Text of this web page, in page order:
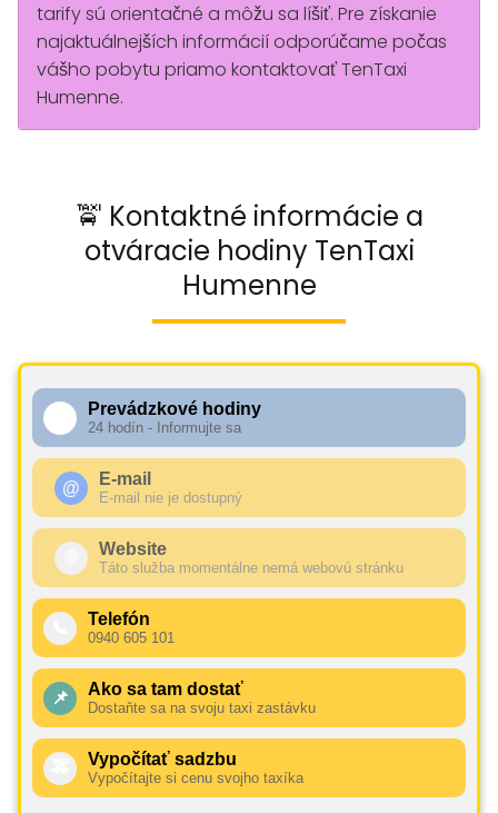
tarify sú orientačné a môžu sa líšiť. Pre získanie
najaktuálnejších informácií odporúčame počas
vášho pobytu priamo kontaktovať TenTaxi
Humenne.
🚖 Kontaktné informácie a
otváracie hodiny TenTaxi
Humenne
Prevádzkové hodiny
24 hodín - Informujte sa
@ E-mail
E-mail nie je dostupný
Website
Táto služba momentálne nemá webovú stránku
Telefón
0940 605 101
📌 Ako sa tam dostať
Dostaňte sa na svoju taxi zastávku
Vypočítať sadzbu
Vypočítajte si cenu svojho taxíka